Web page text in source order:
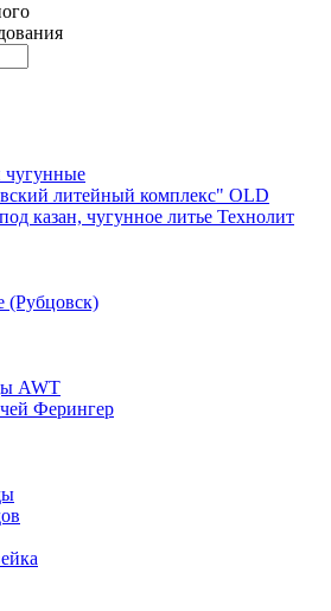
чугунные
литейный комплекс" OLD
казан, чугунное литье Технолит
(Рубцовск)
AWT
Ферингер